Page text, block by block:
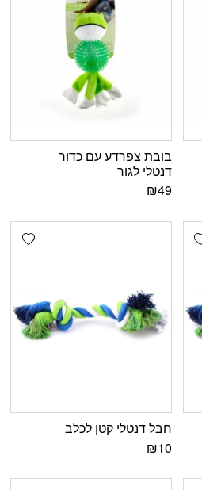
בובת צפרדע עם כדור
דנטלי לגור
₪49
Add wishlist
חבל דנטלי קטן לכלב
₪10